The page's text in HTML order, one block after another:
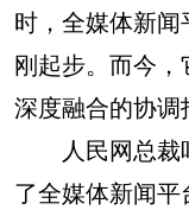
时，全媒体新
刚起步。而今
深度融合的协调
人民网总裁
了全媒体新闻